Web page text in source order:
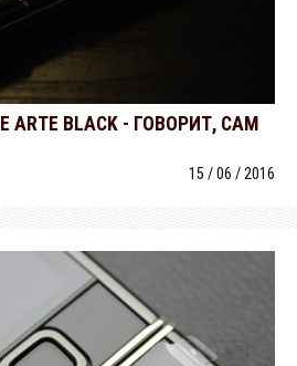
ARTE BLACK - ГОВОРИТ, САМ
15 / 06 / 2016